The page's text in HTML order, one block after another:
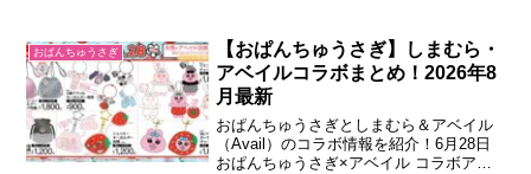
プされています。映画ちいかわ 人魚の島
のひみつ セイレーンBIGぬいぐるみ2026
年7月24日（金）...
おぱんちゅうさぎ
【おぱんちゅうさぎ】しまむら・
アベイルコラボまとめ！2026年8
月最新
おぱんちゅうさぎとしまむら＆アベイル
（Avail）のコラボ情報を紹介！6月28日
おぱんちゅうさぎ×アベイル コラボアイ